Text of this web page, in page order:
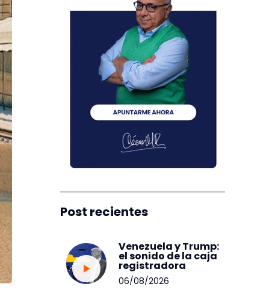
Post recientes
Venezuela y Trump:
el sonido de la caja
registradora
06/08/2026